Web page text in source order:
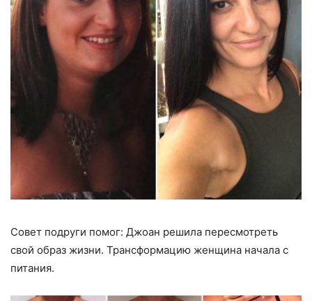
Совет подруги помог: Джоан решила пересмотреть
свой образ жизни. Трансформацию женщина начала с
питания.